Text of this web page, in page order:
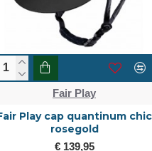
Fair Play
fair play cap quantinum
carbon wide visor
€ 139,95